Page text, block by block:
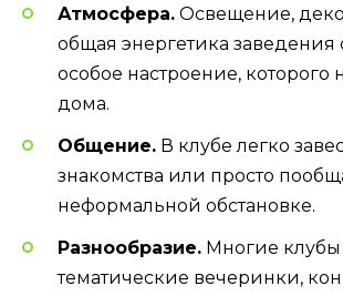
Атмосфера. Освещение,
общая энергетика заведения
особое настроение, которого
дома.
Общение. В клубе легко
знакомства или просто
неформальной обстановке.
Разнообразие. Многие
тематические вечеринки,